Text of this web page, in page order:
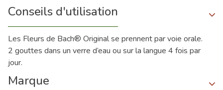
Conseils d'utilisation
Les Fleurs de Bach® Original se prennent par voie orale.
2 gouttes dans un verre d’eau ou sur la langue 4 fois par
jour.
Marque